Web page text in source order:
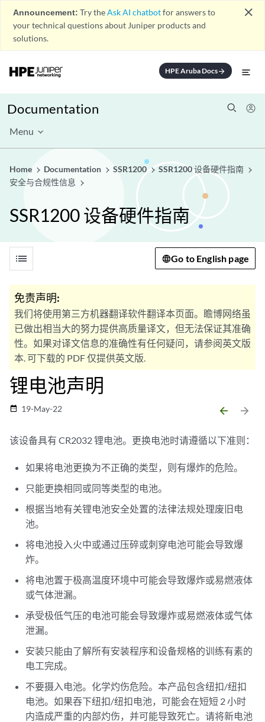
Announcement: Try theAsk AI chatbotfor answers to
your technical questions about Juniper products and
solutions.
close
HPE Aruba Docsarrow_forward
Documentation
Menu
Home Documentation SSR1200
SSR1200 设备硬件指南
安全与合规性信息
SSR1200 设备硬件指南
list Go to English page
免责声明:
我们将使用第三方机器翻译软件翻译本页面。瞻博网络虽
已做出相当大的努力提供高质量译文，但无法保证其准确
性。如果对译文信息的准确性有任何疑问，请参阅英文版
本. 可下载的 PDF 仅提供英文版.
锂电池声明
date_range 19-May-22 arrow_backward arrow_forward
该设备具有 CR2032 锂电池。更换电池时请遵循以下准则：
如果将电池更换为不正确的类型，则有爆炸的危险。
只能更换相同或同等类型的电池。
根据当地有关锂电池安全处置的法律法规处理废旧电
池。
将电池投入火中或通过压碎或刺穿电池可能会导致爆
炸。
将电池置于极高温度环境中可能会导致爆炸或易燃液体
或气体泄漏。
承受极低气压的电池可能会导致爆炸或易燃液体或气体
泄漏。
安装只能由了解所有安装程序和设备规格的训练有素的
电工完成。
不要摄入电池。化学灼伤危险。本产品包含纽扣/纽扣
电池。如果吞下纽扣/纽扣电池，可能会在短短 2 小时
内造成严重的内部灼伤，并可能导致死亡。请将新电池